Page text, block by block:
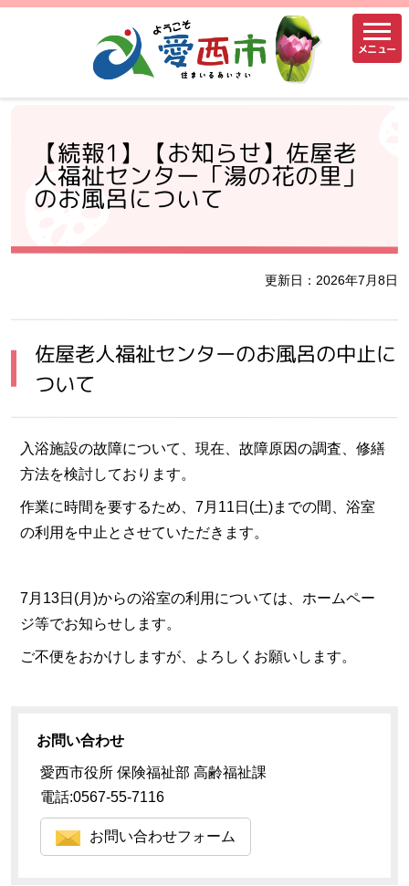
メニュー
【続報1】【お知らせ】佐屋老
人福祉センター「湯の花の里」
のお風呂について
更新日：2026年7月8日
佐屋老人福祉センターのお風呂の中止に
ついて
入浴施設の故障について、現在、故障原因の調査、修繕
方法を検討しております。
作業に時間を要するため、7月11日(土)までの間、浴室
の利用を中止とさせていただきます。
7月13日(月)からの浴室の利用については、ホームペー
ジ等でお知らせします。
ご不便をおかけしますが、よろしくお願いします。
お問い合わせ
愛西市役所 保険福祉部 高齢福祉課
電話:0567-55-7116
お問い合わせフォーム